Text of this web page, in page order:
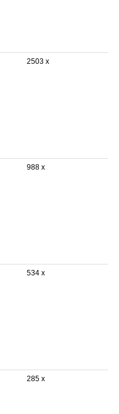
2503 x
988 x
534 x
285 x